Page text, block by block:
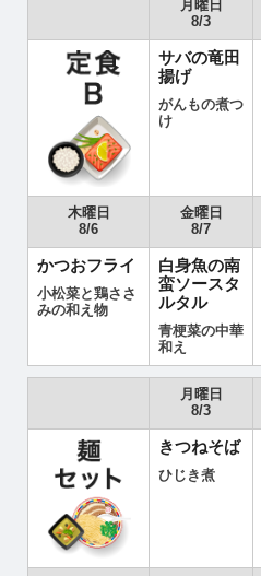
月曜日
8/3
サバの竜田
揚げ
がんもの煮つ
け
木曜日
8/6
金曜日
8/7
かつおフライ
小松菜と鶏ささ
みの和え物
白身魚の南
蛮ソースタ
ルタル
青梗菜の中華
和え
月曜日
8/3
きつねそば
ひじき煮